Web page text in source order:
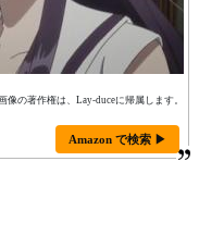
像の著作権は、Lay-duceに帰属します。
Amazon で検索 ▶